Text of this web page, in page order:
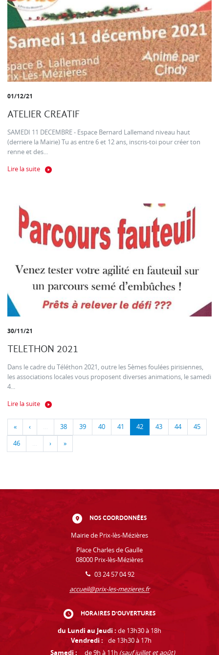
01/12/21
ATELIER CREATIF
SAMEDI 11 DECEMBRE - Espace Bernard Lallemand niveau haut
(derriere la Mairie) Tu as entre 6 et 12 ans, inscris-toi pour créer ton
renne et des...
Lire la suite
30/11/21
TELETHON 2021
Dans le cadre du Téléthon 2021, outre les 5èmes foulées pirisiennes,
les associations locales vous proposent diverses animations, le samedi
4...
Lire la suite
« ‹ … 38 39 40 41 42 43 44 45
46 … › »
NOS COORDONNÉES
Mairie de Prix-lès-Mézières
Place Charles de Gaulle
08000 Prix-lès-Mézières
03 24 57 04 92
accueil@prix-les-mezieres.fr
HORAIRES D'OUVERTURES
du Lundi au Jeudi : de 13h30 à 18h
Vendredi :
de 13h30 à 17h
Samedi :
de 9h à 11h (sauf juillet et août)